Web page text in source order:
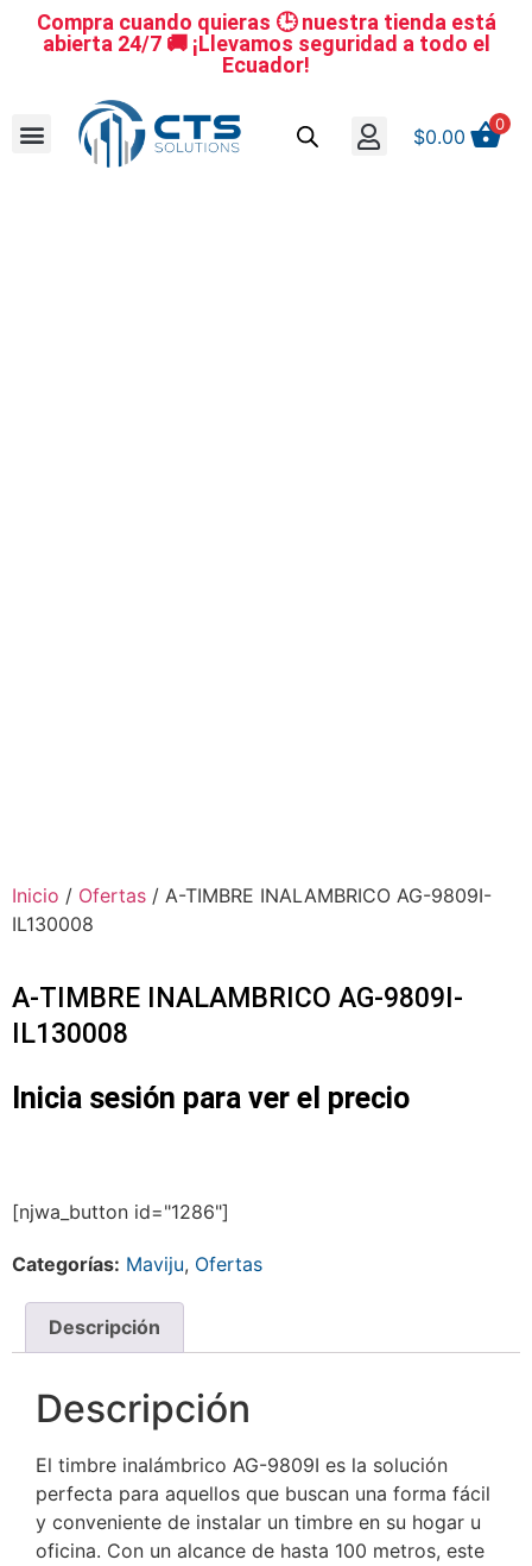
Compra cuando quieras 🕒 nuestra tienda está
abierta 24/7 🚚 ¡Llevamos seguridad a todo el
Ecuador!
$0.00
0
Inicio / Ofertas / A-TIMBRE INALAMBRICO AG-9809I-
IL130008
A-TIMBRE INALAMBRICO AG-9809I-
IL130008
Inicia sesión para ver el precio
[njwa_button id="1286"]
Categorías: Maviju, Ofertas
Descripción
Descripción
El timbre inalámbrico AG-9809I es la solución
perfecta para aquellos que buscan una forma fácil
y conveniente de instalar un timbre en su hogar u
oficina. Con un alcance de hasta 100 metros, este